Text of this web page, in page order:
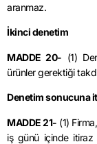
aranmaz.
İkinci denetim
MADDE 20- (1)
ürünler gerektiği
Denetim sonucuna
MADDE 21- (1)
iş günü içinde itiraz